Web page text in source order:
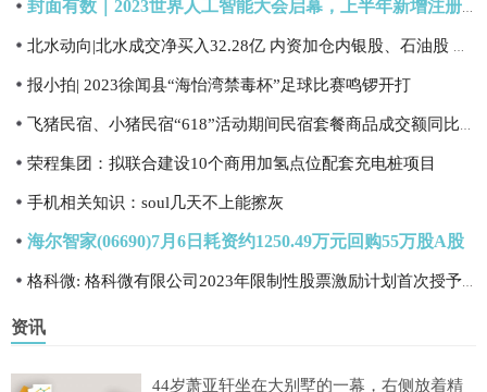
报小拍| 2023徐闻县“海怡湾禁毒杯”足球比赛鸣锣开打
荣程集团：拟联合建设10个商用加氢点位配套充电桩项目
手机相关知识：soul几天不上能擦灰
海尔智家(06690)7月6日耗资约1250.49万元回购55万股A股
资讯
44岁萧亚轩坐在大别墅的一幕，右侧放着精